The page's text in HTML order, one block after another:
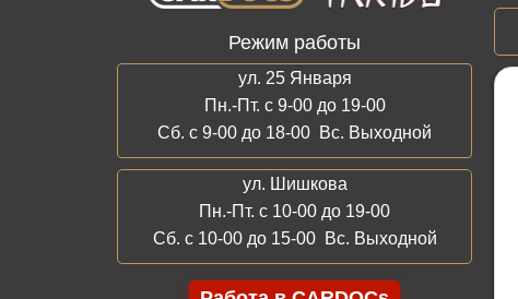
Режим работы
ул. 25 Января
Пн.-Пт. с 9-00 до 19-00
Сб. с 9-00 до 18-00 Вс. Выходной
ул. Шишкова
Пн.-Пт. с 10-00 до 19-00
Сб. с 10-00 до 15-00 Вс. Выходной